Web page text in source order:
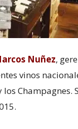
Nuñez,
vinos
Champagnes.